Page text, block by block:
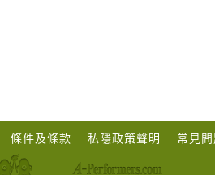
條件及條款 私隱政策聲明 常見